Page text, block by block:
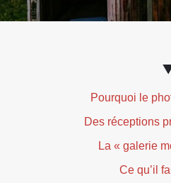
Pourquoi le
Des réceptions
La « galerie
Ce qu’il